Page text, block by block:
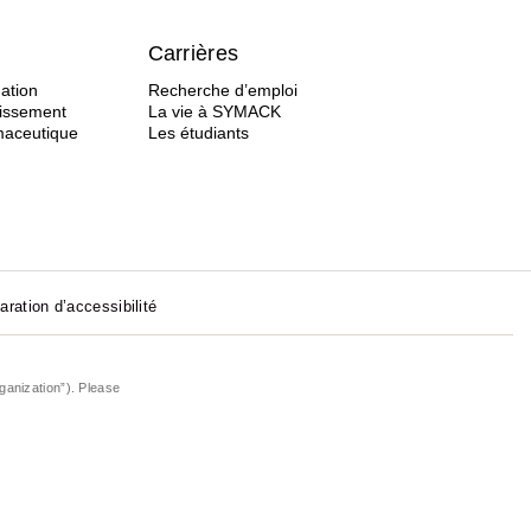
Carrières
Recherche d’emploi
La vie à SYMACK
Les étudiants
d’accessibilité
Please